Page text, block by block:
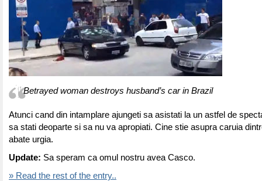
Betrayed woman destroys husband’s car in Brazil
Atunci cand din intamplare ajungeti sa asistati la un astfel de
sa stati deoparte si sa nu va apropiati. Cine stie asupra caruia
abate urgia.
Update: Sa speram ca omul nostru avea Casco.
» Read the rest of the entry..